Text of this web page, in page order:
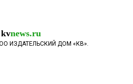
kvnews.ru
ИЗДАТЕЛЬСКИЙ ДОМ «КВ».